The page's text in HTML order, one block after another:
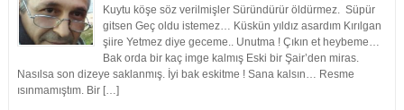
Kuytu köşe söz verilmişler Süründürür öldürmez. Süpür
gitsen Geç oldu istemez… Küskün yıldız asardım Kırılgan
şiire Yetmez diye geceme.. Unutma ! Çıkın et heybeme…
Bak orda bir kaç imge kalmış Eski bir Şair’den miras.
Nasılsa son dizeye saklanmış. İyi bak eskitme ! Sana kalsın… Resme
ısınmamıştım. Bir […]